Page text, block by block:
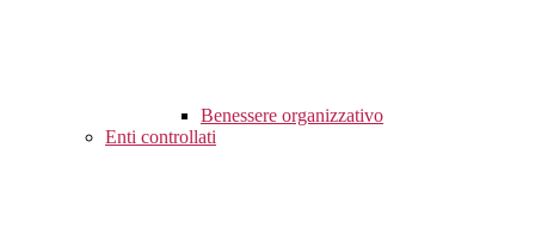
Benessere organizzativo
Enti controllati